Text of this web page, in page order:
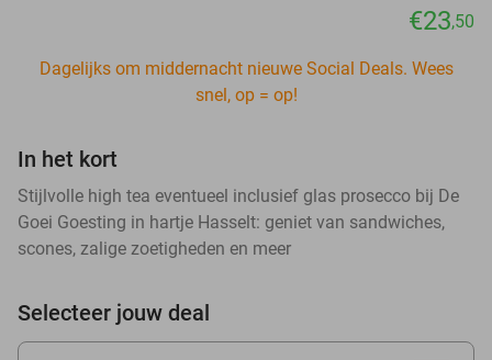
€23,50
Dagelijks om middernacht nieuwe Social Deals. Wees
snel, op = op!
In het kort
Stijlvolle high tea eventueel inclusief glas prosecco bij De
Goei Goesting in hartje Hasselt: geniet van sandwiches,
scones, zalige zoetigheden en meer
Selecteer jouw deal